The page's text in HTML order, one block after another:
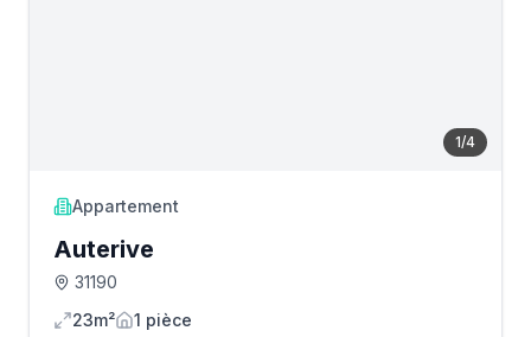
1/4
Appartement
Auterive
31190
23m²
1 pièce